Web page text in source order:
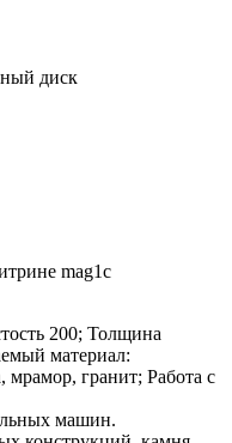
диск
mag1c
200; Толщина
материал:
мрамор, гранит; Работа с
машин.